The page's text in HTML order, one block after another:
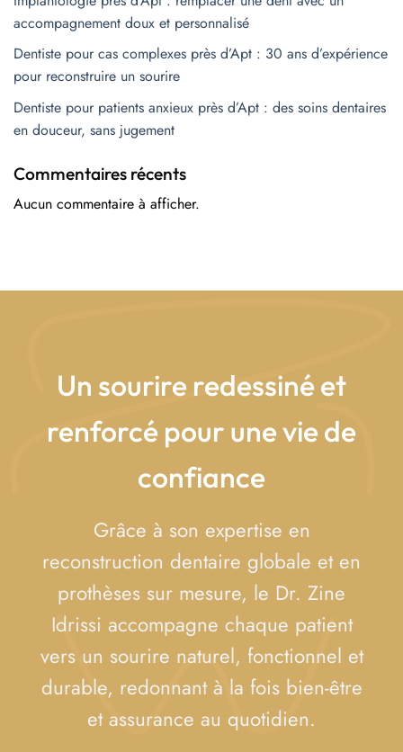
accompagnement doux et personnalisé
Dentiste pour cas complexes près d’Apt : 30 ans d’expérience
pour reconstruire un sourire
Dentiste pour patients anxieux près d’Apt : des soins dentaires
en douceur, sans jugement
Commentaires récents
Aucun commentaire à afficher.
Un sourire redessiné et
renforcé pour une vie de
confiance
Grâce à son expertise en
reconstruction dentaire globale et en
prothèses sur mesure, le Dr. Zine
Idrissi accompagne chaque patient
vers un sourire naturel, fonctionnel et
durable, redonnant à la fois bien-être
et assurance au quotidien.